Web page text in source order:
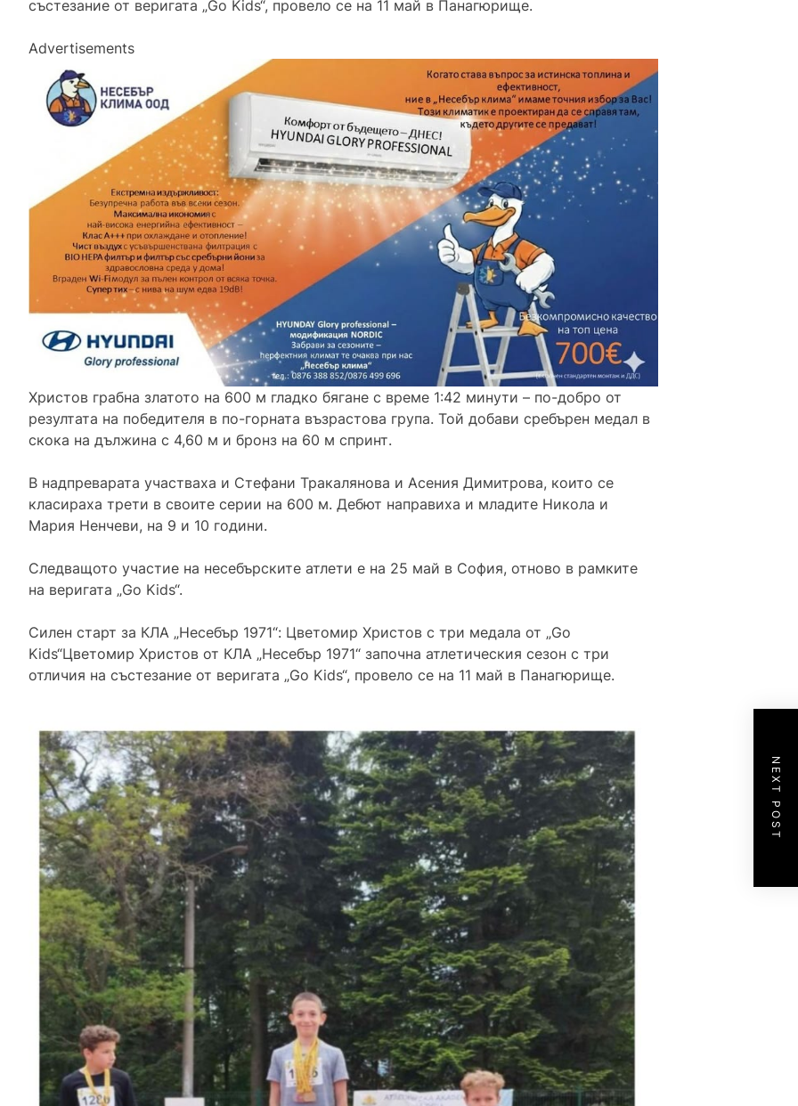
състезание от веригата „Go Kids“, провело се на 11 май в Панагюрище.
Advertisements
Христов грабна златото на 600 м гладко бягане с време 1:42 минути – по-добро от
резултата на победителя в по-горната възрастова група. Той добави сребърен медал в
скока на дължина с 4,60 м и бронз на 60 м спринт.
В надпреварата участваха и Стефани Тракалянова и Асения Димитрова, които се
класираха трети в своите серии на 600 м. Дебют направиха и младите Никола и
Мария Ненчеви, на 9 и 10 години.
Следващото участие на несебърските атлети е на 25 май в София, отново в рамките
на веригата „Go Kids“.
Силен старт за КЛА „Несебър 1971“: Цветомир Христов с три медала от „Go
Kids“Цветомир Христов от КЛА „Несебър 1971“ започна атлетическия сезон с три
отличия на състезание от веригата „Go Kids“, провело се на 11 май в Панагюрище.
NEXT POST